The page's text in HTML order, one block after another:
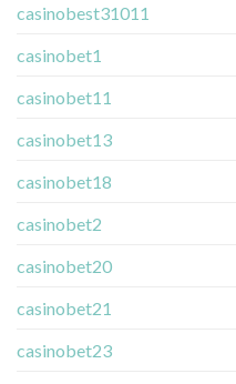
casinobest31011
casinobet1
casinobet11
casinobet13
casinobet18
casinobet2
casinobet20
casinobet21
casinobet23